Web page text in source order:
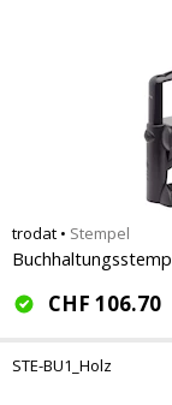
trodat • Stempel
CHF 106.70
STE-BU1_Holz